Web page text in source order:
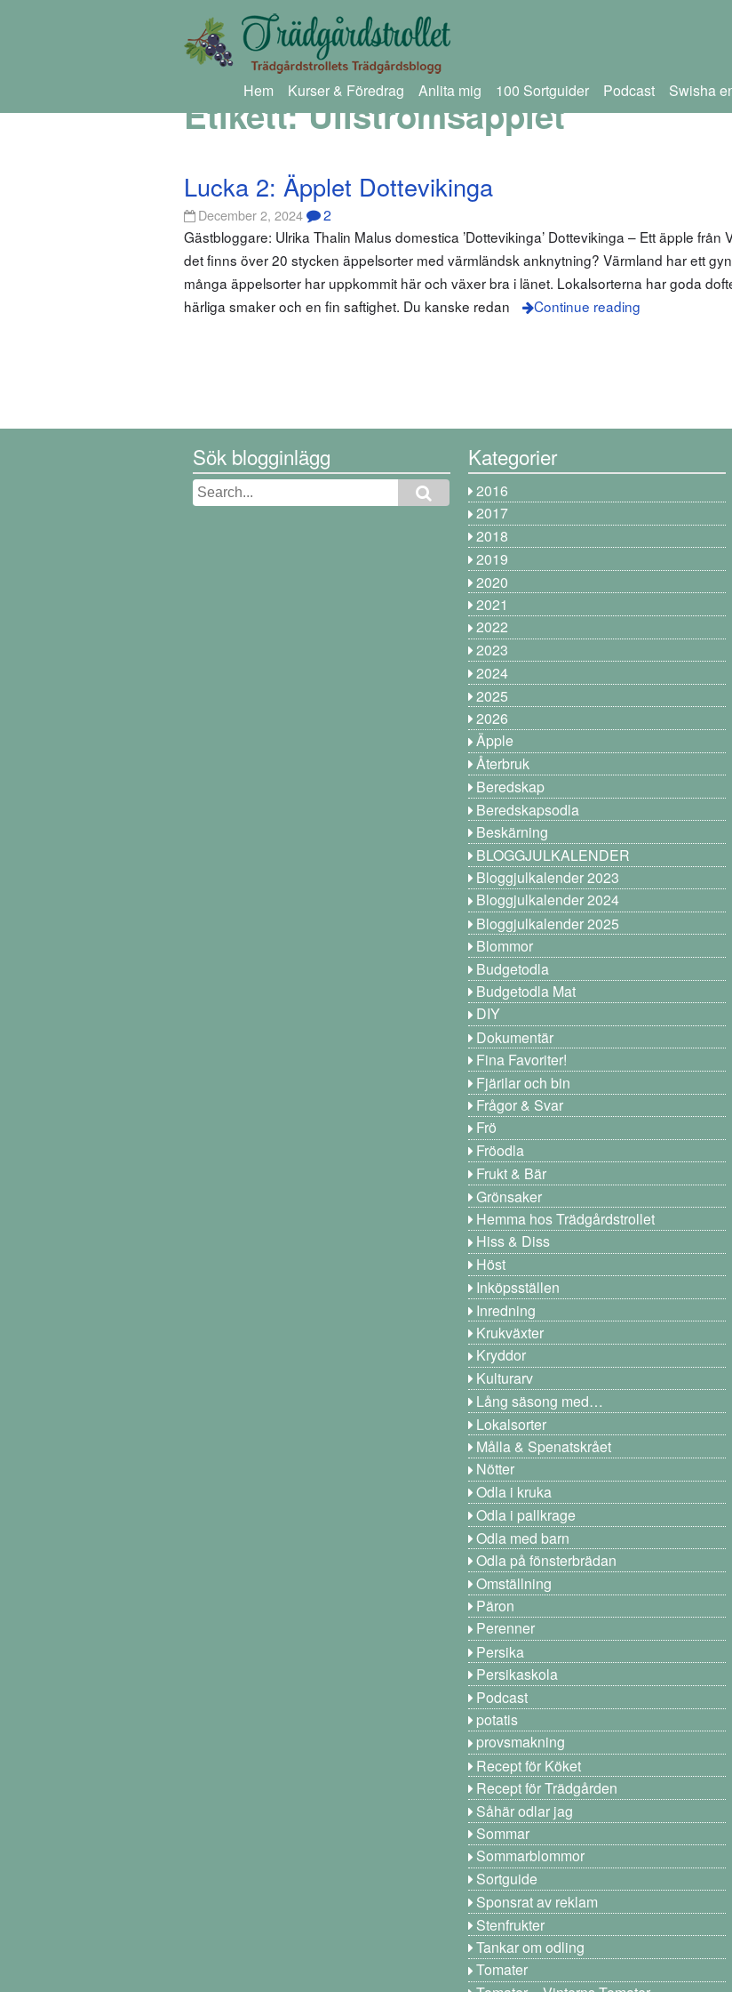
Hem Kurser & Föredrag Anlita mig 100 Sortguider Podcast Swisha
Etikett:Ullströmsäpplet
Lucka 2: Äpplet Dottevikinga
December 2, 2024 2
Gästbloggare: Ulrika Thalin Malus domestica ’Dottevikinga’ Dottevikinga – Ett äpple från
det finns över 20 stycken äppelsorter med värmländsk anknytning? Värmland har ett
många äppelsorter har uppkommit här och växer bra i länet. Lokalsorterna har goda
härliga smaker och en fin saftighet. Du kanske redan
Continue reading
Sök blogginlägg Kategorier
2016
2017
2018
2019
2020
2021
2022
2023
2024
2025
2026
Äpple
Återbruk
Beredskap
Beredskapsodla
Beskärning
BLOGGJULKALENDER
Bloggjulkalender 2023
Bloggjulkalender 2024
Bloggjulkalender 2025
Blommor
Budgetodla
Budgetodla Mat
DIY
Dokumentär
Fina Favoriter!
Fjärilar och bin
Frågor & Svar
Frö
Fröodla
Frukt & Bär
Grönsaker
Hemma hos Trädgårdstrollet
Hiss & Diss
Höst
Inköpsställen
Inredning
Krukväxter
Kryddor
Kulturarv
Lång säsong med…
Lokalsorter
Målla & Spenatskrået
Nötter
Odla i kruka
Odla i pallkrage
Odla med barn
Odla på fönsterbrädan
Omställning
Päron
Perenner
Persika
Persikaskola
Podcast
potatis
provsmakning
Recept för Köket
Recept för Trädgården
Såhär odlar jag
Sommar
Sommarblommor
Sortguide
Sponsrat av reklam
Stenfrukter
Tankar om odling
Tomater